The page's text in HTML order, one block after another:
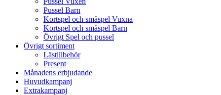
Pussel Barn
Kortspel och småspel Vuxna
Kortspel och småspel Barn
Övrigt Spel och pussel
Övrigt sortiment
Lästillbehör
Present
Månadens erbjudande
Huvudkampanj
Extrakampanj